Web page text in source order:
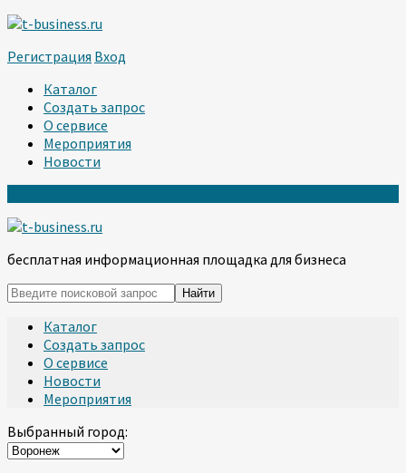
Регистрация Вход
Каталог
Создать запрос
О сервисе
Мероприятия
Новости
бесплатная информационная площадка для бизнеса
Каталог
Создать запрос
О сервисе
Новости
Мероприятия
Выбранный город: